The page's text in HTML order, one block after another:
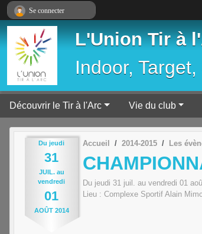
L'Union Tir à
Indoor,
Découvrir le Tir à l'Arc Vie du club
Du jeudi
31
JUIL.au
vendredi
01
AOÛT 2014
Accueil 2014-2015 Les
Du jeudi 31 juil. au vendredi 01
Lieu : Complexe Sportif Alain
Se connecter
Panneau de gestion des cookies